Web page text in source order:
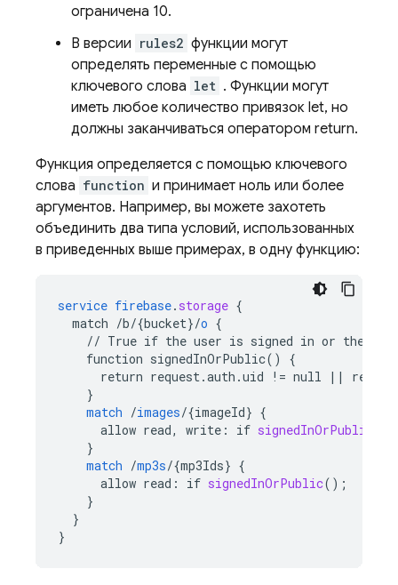
ограничена 10.
В версии rules2 функции могут
определять переменные с помощью
ключевого слова let . Функции могут
иметь любое количество привязок let, но
должны заканчиваться оператором return.
Функция определяется с помощью ключевого
слова function и принимает ноль или более
аргументов. Например, вы можете захотеть
объединить два типа условий, использованных
в приведенных выше примерах, в одну функцию:
service firebase. storage {
match /b/{bucket}/o {
// True if the user is signed in or the
function signedInOrPublic()
{
return request.auth.uid != null ||
}
match /images/{imageId} {
allow read, write : if signedInOrPublic
}
match /mp3s/{mp3Ids} {
allow read : if signedInOrPublic();
}
}
}